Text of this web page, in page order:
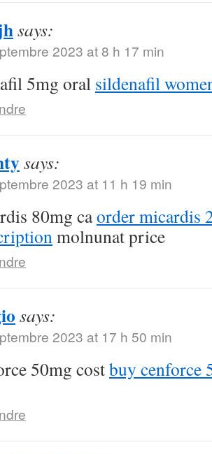
says:
2023 at 8 h 17 min
5mg oral sildenafil
says:
2023 at 11 h 19 min
80mg caorder micardis
molnunat price
says:
2023 at 17 h 50 min
50mg costbuy cenforce